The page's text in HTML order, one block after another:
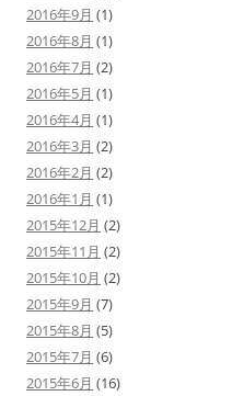
2016年9月 (1)
2016年8月 (1)
2016年7月 (2)
2016年5月 (1)
2016年4月 (1)
2016年3月 (2)
2016年2月 (2)
2016年1月 (1)
2015年12月 (2)
2015年11月 (2)
2015年10月 (2)
2015年9月 (7)
2015年8月 (5)
2015年7月 (6)
2015年6月 (16)